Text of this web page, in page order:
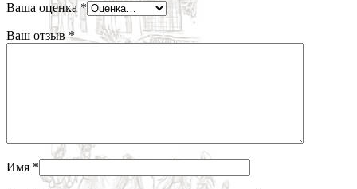
Ваша оценка *
Ваш отзыв*
Имя *